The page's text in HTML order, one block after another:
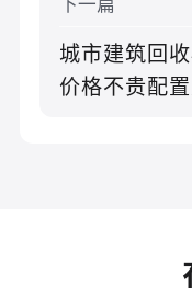
下一篇
城市建筑回
价格不贵配